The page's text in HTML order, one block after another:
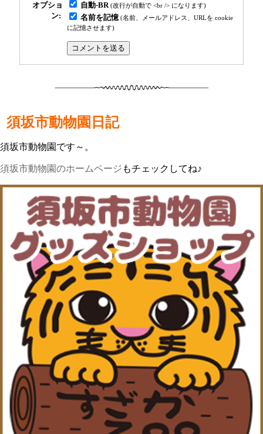
オプショ
ン:
自動-BR (改行が自動で <br /> になります)
名前を記憶 (名前、メールアドレス、URLを cookie
に記憶させます)
須坂市動物園日記
須坂市動物園です～。
須坂市動物園のホームページ もチェックしてね♪